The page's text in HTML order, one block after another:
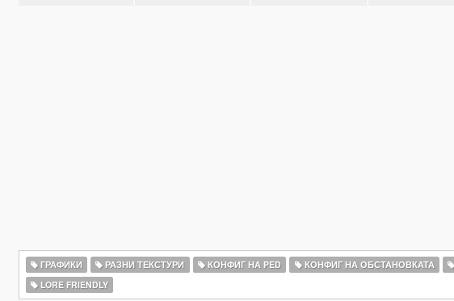
ГРАФИКИ РАЗНИ ТЕКСТУРИ КОНФИГ НА PED КОНФИГ НА ОБСТАНОВКАТА
LORE FRIENDLY